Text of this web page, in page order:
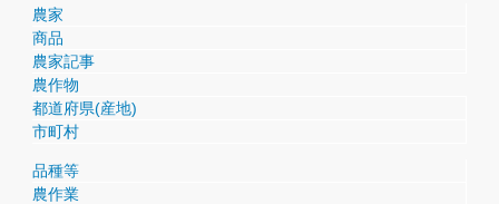
農家
商品
農家記事
農作物
都道府県(産地)
市町村
品種等
農作業